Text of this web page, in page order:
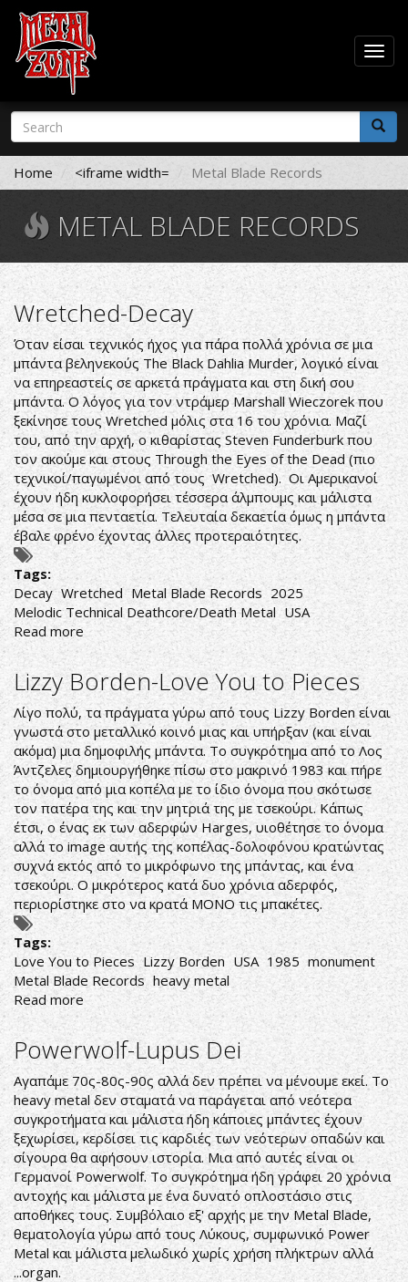
Skip
main
content
Search
form
Search
Home <iframe width= Metal Blade Records
METAL BLADE RECORDS
Wretched-Decay
Όταν είσαι τεχνικός ήχος για πάρα πολλά χρόνια σε μια
μπάντα βεληνεκούς The Black Dahlia Murder, λογικό είναι
να επηρεαστείς σε αρκετά πράγματα και στη δική σου
μπάντα. Ο λόγος για τον ντράμερ Marshall Wieczorek που
ξεκίνησε τους Wretched μόλις στα 16 του χρόνια. Μαζί
του, από την αρχή, ο κιθαρίστας Steven Funderburk που
τον ακούμε και στους Through the Eyes of the Dead (πιο
τεχνικοί/παγωμένοι από τους Wretched). Οι Αμερικανοί
έχουν ήδη κυκλοφορήσει τέσσερα άλμπουμς και μάλιστα
μέσα σε μια πενταετία. Τελευταία δεκαετία όμως η μπάντα
έβαλε φρένο έχοντας άλλες προτεραιότητες.
Tags:
Decay Wretched Metal Blade Records 2025
Melodic Technical Deathcore/Death Metal USA
Read more about
Wretched-
Decay
Lizzy Borden-Love You to Pieces
Λίγο πολύ, τα πράγματα γύρω από τους Lizzy Borden είναι
γνωστά στο μεταλλικό κοινό μιας και υπήρξαν (και είναι
ακόμα) μια δημοφιλής μπάντα. Το συγκρότημα από το Λος
Άντζελες δημιουργήθηκε πίσω στο μακρινό 1983 και πήρε
το όνομα από μια κοπέλα με το ίδιο όνομα που σκότωσε
τον πατέρα της και την μητριά της με τσεκούρι. Κάπως
έτσι, ο ένας εκ των αδερφών Harges, υιοθέτησε το όνομα
αλλά το image αυτής της κοπέλας-δολοφόνου κρατώντας
συχνά εκτός από το μικρόφωνο της μπάντας, και ένα
τσεκούρι. Ο μικρότερος κατά δυο χρόνια αδερφός,
περιορίστηκε στο να κρατά ΜΟΝΟ τις μπακέτες.
Tags:
Love You to Pieces Lizzy Borden USA 1985 monument
Metal Blade Records heavy metal
Read more about
Lizzy
Borden-
Love
You
to
Pieces
Powerwolf-Lupus Dei
Αγαπάμε 70ς-80ς-90ς αλλά δεν πρέπει να μένουμε εκεί. Το
heavy metal δεν σταματά να παράγεται από νεότερα
συγκροτήματα και μάλιστα ήδη κάποιες μπάντες έχουν
ξεχωρίσει, κερδίσει τις καρδιές των νεότερων οπαδών και
σίγουρα θα αφήσουν ιστορία. Μια από αυτές είναι οι
Γερμανοί Powerwolf. Το συγκρότημα ήδη γράφει 20 χρόνια
αντοχής και μάλιστα με ένα δυνατό οπλοστάσιο στις
αποθήκες τους. Συμβόλαιο εξ' αρχής με την Metal Blade,
θεματολογία γύρω από τους Λύκους, συμφωνικό Power
Metal και μάλιστα μελωδικό χωρίς χρήση πλήκτρων αλλά
...organ.